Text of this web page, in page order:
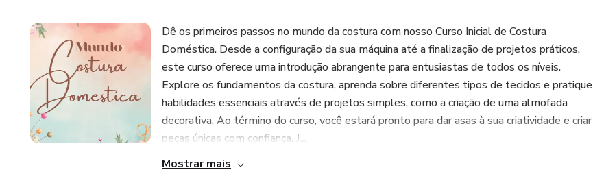
Dê os primeiros passos no mundo da costura com nosso Curso Inicial de Costura
Doméstica. Desde a configuração da sua máquina até a finalização de projetos práticos,
este curso oferece uma introdução abrangente para entusiastas de todos os níveis.
Explore os fundamentos da costura, aprenda sobre diferentes tipos de tecidos e pratique
habilidades essenciais através de projetos simples, como a criação de uma almofada
decorativa. Ao término do curso, você estará pronto para dar asas à sua criatividade e criar
peças únicas com confiança. J...
Mostrar mais